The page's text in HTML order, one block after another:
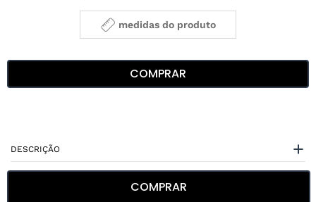
medidas do produto
COMPRAR
DESCRIÇÃO
COMPRAR